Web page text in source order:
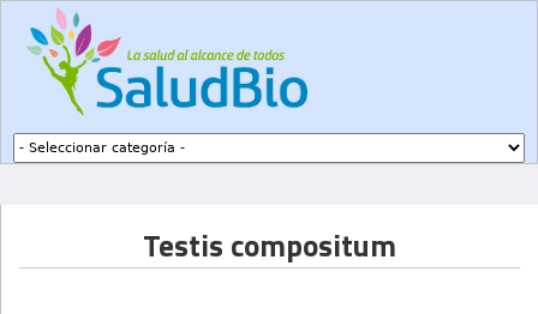
Testis compositum